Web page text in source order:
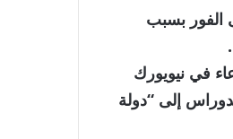
الفور بسبب
اتهمه ممثلو الادعاء في نيويورك
إلى “دولة